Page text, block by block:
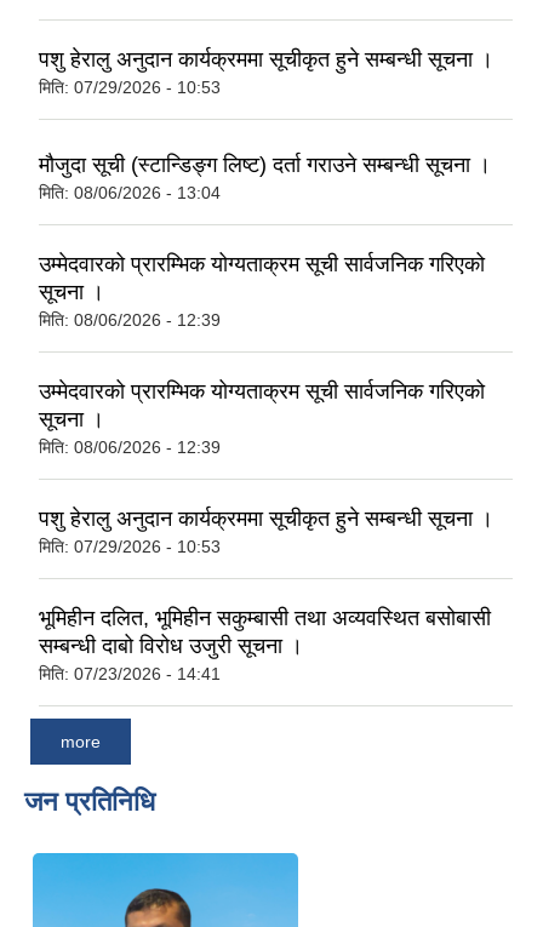
पशु हेरालु अनुदान कार्यक्रममा सूचीकृत हुने सम्बन्धी सूचना ।
मिति: 07/29/2026 - 10:53
मौजुदा सूची (स्टान्डिङ्ग लिष्ट) दर्ता गराउने सम्बन्धी सूचना ।
मिति: 08/06/2026 - 13:04
उम्मेदवारको प्रारम्भिक योग्यताक्रम सूची सार्वजनिक गरिएको
सूचना ।
मिति: 08/06/2026 - 12:39
उम्मेदवारको प्रारम्भिक योग्यताक्रम सूची सार्वजनिक गरिएको
सूचना ।
मिति: 08/06/2026 - 12:39
पशु हेरालु अनुदान कार्यक्रममा सूचीकृत हुने सम्बन्धी सूचना ।
मिति: 07/29/2026 - 10:53
भूमिहीन दलित, भूमिहीन सकुम्बासी तथा अव्यवस्थित बसोबासी
सम्बन्धी दाबो विरोध उजुरी सूचना ।
मिति: 07/23/2026 - 14:41
more
जन प्रतिनिधि